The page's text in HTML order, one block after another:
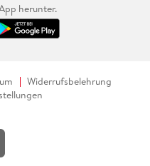
herunter.
Widerrufsbelehrung